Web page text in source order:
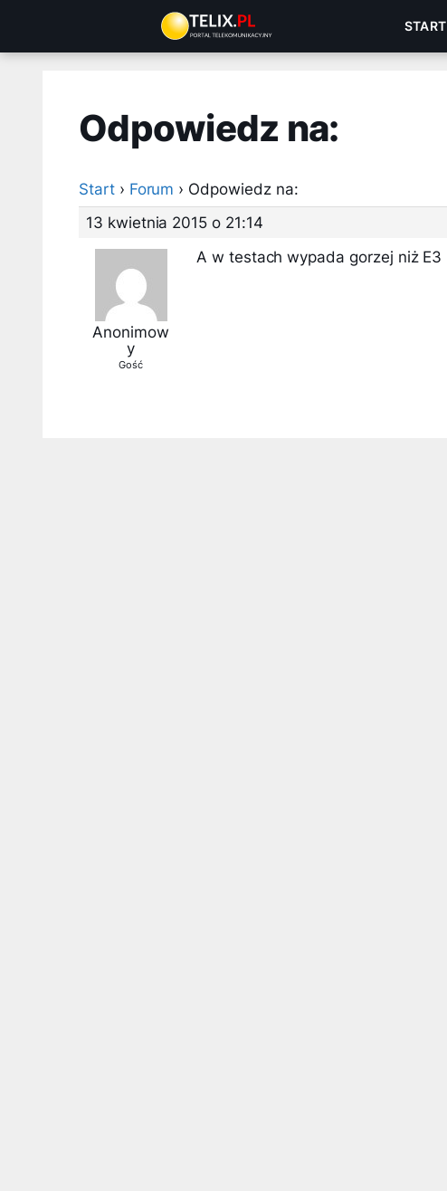
treści
START
Odpowiedz na:
Start › Forum › Odpowiedz na:
13 kwietnia 2015 o 21:14
Anonimow
y
Gość
A w testach wypada gorzej niż E3